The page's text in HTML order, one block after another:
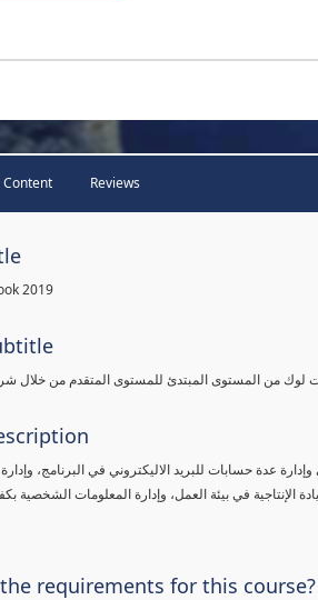
Content Reviews
2019
لوك من المستوى المبتدئ للمستوى المتقدم من
عدة حسابات للبريد الاليكتروني في البرنامج، وإدارة
requirements for this course?